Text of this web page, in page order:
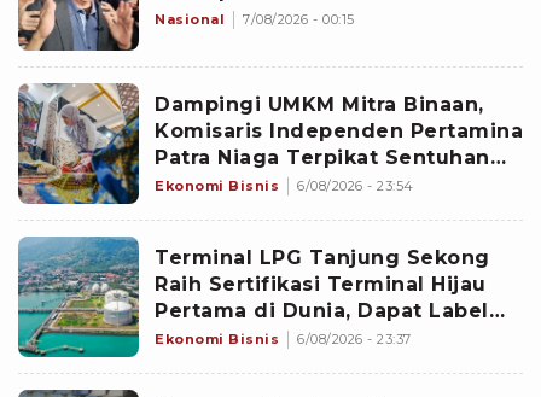
Nasional 7/08/2026 - 00:15
Dampingi UMKM Mitra Binaan,
Komisaris Independen Pertamina
Patra Niaga Terpikat Sentuhan
Cerita di Balik setiap Karya
Ekonomi Bisnis 6/08/2026 - 23:54
Terminal LPG Tanjung Sekong
Raih Sertifikasi Terminal Hijau
Pertama di Dunia, Dapat Label
Bintang 2
Ekonomi Bisnis 6/08/2026 - 23:37